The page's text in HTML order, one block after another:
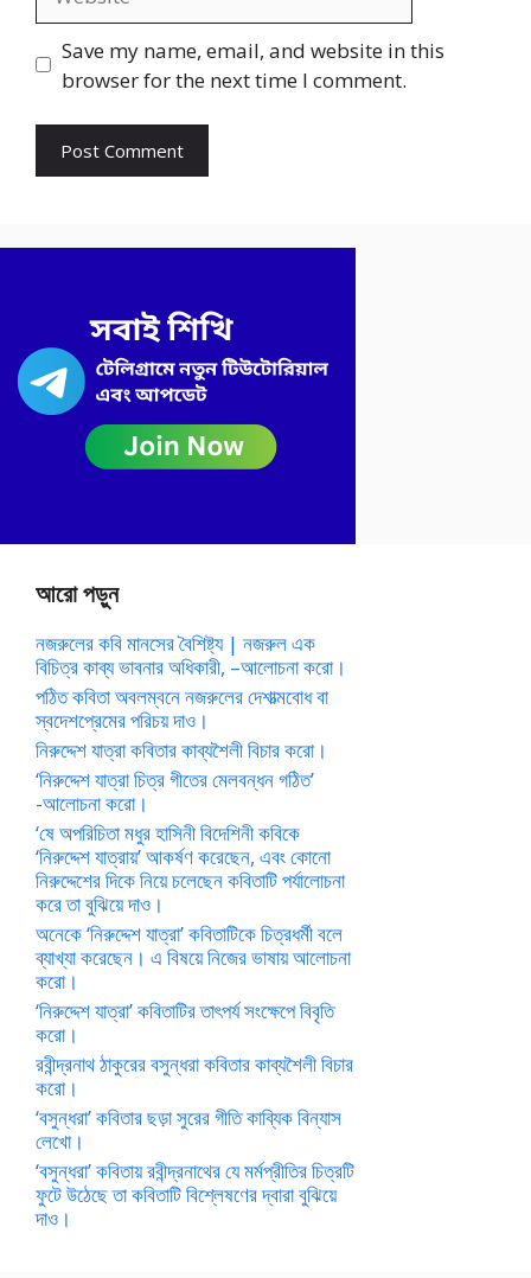
Save my name, email, and website in this
browser for the next time I comment.
আরো পড়ুন
নজরুলের কবি মানসের বৈশিষ্ট্য | নজরুল এক
বিচিত্র কাব্য ভাবনার অধিকারী, –আলোচনা করো।
পঠিত কবিতা অবলম্বনে নজরুলের দেশাত্মবোধ বা
স্বদেশপ্রেমের পরিচয় দাও।
নিরুদ্দেশ যাত্রা কবিতার কাব্যশৈলী বিচার করো।
‘নিরুদ্দেশ যাত্রা চিত্র গীতের মেলবন্ধন গঠিত’
-আলোচনা করো।
‘ষে অপরিচিতা মধুর হাসিনী বিদেশিনী কবিকে
‘নিরুদ্দেশ যাত্রায়’ আকর্ষণ করেছেন, এবং কোনো
নিরুদ্দেশের দিকে নিয়ে চলেছেন কবিতাটি পর্যালোচনা
করে তা বুঝিয়ে দাও।
অনেকে ‘নিরুদ্দেশ যাত্রা’ কবিতাটিকে চিত্রধর্মী বলে
ব্যাখ্যা করেছেন। এ বিষয়ে নিজের ভাষায় আলোচনা
করো।
‘নিরুদ্দেশ যাত্রা’ কবিতাটির তাৎপর্য সংক্ষেপে বিবৃতি
করো।
রবীন্দ্রনাথ ঠাকুরের বসুন্ধরা কবিতার কাব্যশৈলী বিচার
করো।
‘বসুন্ধরা’ কবিতার ছড়া সুরের গীতি কাব্যিক বিন্যাস
লেখো।
‘বসুন্ধরা’ কবিতায় রবীন্দ্রনাথের যে মর্মপ্রীতির চিত্রটি
ফুটে উঠেছে তা কবিতাটি বিশ্লেষণের দ্বারা বুঝিয়ে
দাও।